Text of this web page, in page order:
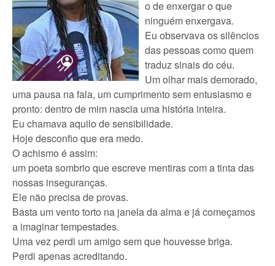
o de enxergar o que
ninguém enxergava.
Eu observava os silêncios
das pessoas como quem
traduz sinais do céu.
Um olhar mais demorado,
uma pausa na fala, um cumprimento sem entusiasmo e
pronto: dentro de mim nascia uma história inteira.
Eu chamava aquilo de sensibilidade.
Hoje desconfio que era medo.
O achismo é assim:
um poeta sombrio que escreve mentiras com a tinta das
nossas inseguranças.
Ele não precisa de provas.
Basta um vento torto na janela da alma e já começamos
a imaginar tempestades.
Uma vez perdi um amigo sem que houvesse briga.
Perdi apenas acreditando.